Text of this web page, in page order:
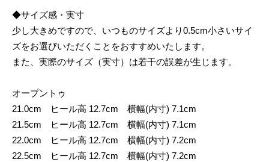
◆サイズ感・実寸
少し大きめですので、いつものサイズより0.5cm小さいサイ
ズをお選びいただくことをおすすめいたします。
また、実際のサイズ（実寸）は若干の誤差が生じます。
オープントゥ
21.0cm ヒール高 12.7cm 横幅(内寸) 7.1cm
21.5cm ヒール高 12.7cm 横幅(内寸) 7.1cm
22.0cm ヒール高 12.7cm 横幅(内寸) 7.2cm
22.5cm ヒール高 12.7cm 横幅(内寸) 7.2cm